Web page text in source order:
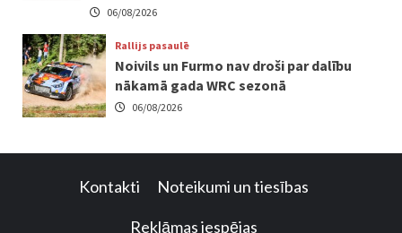
06/08/2026
Rallijs pasaulē
Noivils un Furmo nav droši par dalību
nākamā gada WRC sezonā
06/08/2026
Kontakti Noteikumi un tiesības
Reklāmas iespējas